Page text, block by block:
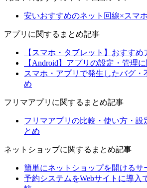
安いおすすめのネット回線×スマ
アプリに関するまとめ記事
【スマホ・タブレット】おすすめ
【Android】アプリの設定・管理
スマホ・アプリで発生したバグ・
め
フリマアプリに関するまとめ記事
フリマアプリの比較・使い方・設
とめ
ネットショップに関するまとめ記事
簡単にネットショップを開けるサ
予約システムをWebサイトに導入